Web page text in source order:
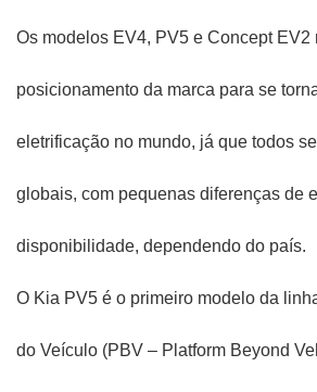
Os modelos EV4, PV5 e Concept EV2
posicionamento da marca para se
eletrificação no mundo, já que todos
globais, com pequenas diferenças de
disponibilidade, dependendo do país.
O Kia PV5 é o primeiro modelo da
do Veículo (PBV – Platform Beyond